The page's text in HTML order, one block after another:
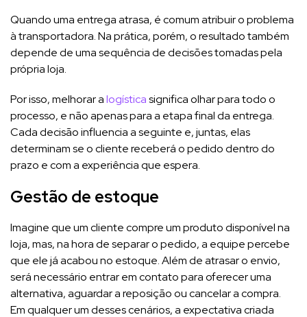
Quando uma entrega atrasa, é comum atribuir o problema
à transportadora. Na prática, porém, o resultado também
depende de uma sequência de decisões tomadas pela
própria loja.
Por isso, melhorar alogísticasignifica olhar para todo o
processo, e não apenas para a etapa final da entrega.
Cada decisão influencia a seguinte e, juntas, elas
determinam se o cliente receberá o pedido dentro do
prazo e com a experiência que espera.
Gestão de estoque
Imagine que um cliente compre um produto disponível na
loja, mas, na hora de separar o pedido, a equipe percebe
que ele já acabou no estoque. Além de atrasar o envio,
será necessário entrar em contato para oferecer uma
alternativa, aguardar a reposição ou cancelar a compra.
Em qualquer um desses cenários, a expectativa criada